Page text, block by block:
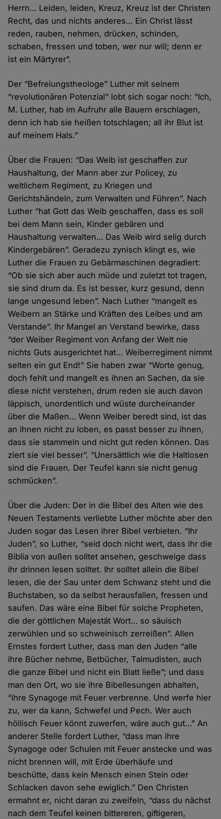
Herrn… Leiden, leiden, Kreuz, Kreuz ist der Christen
Recht, das und nichts anderes… Ein Christ lässt
reden, rauben, nehmen, drücken, schinden,
schaben, fressen und toben, wer nur will; denn er
ist ein Märtyrer”.
Der “Befreiungstheologe” Luther mit seinem
“revolutionären Potenzial” lobt sich sogar noch: “Ich,
M. Luther, hab im Aufruhr alle Bauern erschlagen,
denn ich hab sie heißen totschlagen; all ihr Blut ist
auf meinem Hals.”
Über die Frauen: “Das Weib ist geschaffen zur
Haushaltung, der Mann aber zur Policey, zu
weltlichem Regiment, zu Kriegen und
Gerichtshändeln, zum Verwalten und Führen”. Nach
Luther “hat Gott das Weib geschaffen, dass es soll
bei dem Mann sein, Kinder gebären und
Haushaltung verwalten… Das Weib wird selig durch
Kindergebären”. Geradezu zynisch klingt es, wie
Luther die Frauen zu Gebärmaschinen degradiert:
“Ob sie sich aber auch müde und zuletzt tot tragen,
sie sind drum da. Es ist besser, kurz gesund, denn
lange ungesund leben”. Nach Luther “mangelt es
Weibern an Stärke und Kräften des Leibes und am
Verstande”. Ihr Mangel an Verstand bewirke, dass
“der Weiber Regiment von Anfang der Welt nie
nichts Guts ausgerichtet hat… Weiberregiment nimmt
selten ein gut End!” Sie haben zwar “Worte genug,
doch fehlt und mangelt es ihnen an Sachen, da sie
diese nicht verstehen, drum reden sie auch davon
läppisch, unordentlich und wüste durcheinander
über die Maßen… Wenn Weiber beredt sind, ist das
an ihnen nicht zu loben, es passt besser zu ihnen,
dass sie stammeln und nicht gut reden können. Das
ziert sie viel besser”. “Unersättlich wie die Haltlosen
sind die Frauen. Der Teufel kann sie nicht genug
schmücken”.
Über die Juden: Der in die Bibel des Alten wie des
Neuen Testaments verliebte Luther möchte aber den
Juden sogar das Lesen ihrer Bibel verbieten. “Ihr
Juden”, so Luther, “seid doch nicht wert, dass ihr die
Biblia von außen solltet ansehen, geschweige dass
ihr drinnen lesen solltet. Ihr solltet allein die Bibel
lesen, die der Sau unter dem Schwanz steht und die
Buchstaben, so da selbst herausfallen, fressen und
saufen. Das wäre eine Bibel für solche Propheten,
die der göttlichen Majestät Wort… so säuisch
zerwühlen und so schweinisch zerreißen”. Allen
Ernstes fordert Luther, dass man den Juden “alle
ihre Bücher nehme, Betbücher, Talmudisten, auch
die ganze Bibel und nicht ein Blatt ließe”; und dass
man den Ort, wo sie ihre Bibellesungen abhalten,
“ihre Synagoge mit Feuer verbrenne. Und werfe hier
zu, wer da kann, Schwefel und Pech. Wer auch
höllisch Feuer könnt zuwerfen, wäre auch gut…” An
anderer Stelle fordert Luther, “dass man ihre
Synagoge oder Schulen mit Feuer anstecke und was
nicht brennen will, mit Erde überhäufe und
beschütte, dass kein Mensch einen Stein oder
Schlacken davon sehe ewiglich.” Den Christen
ermahnt er, nicht daran zu zweifeln, “dass du nächst
nach dem Teufel keinen bittereren, giftigeren,